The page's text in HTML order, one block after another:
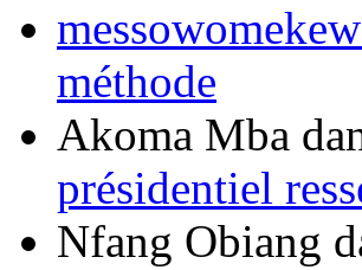
méthode
Akoma Mba
présidentiel
Nfang Obiang